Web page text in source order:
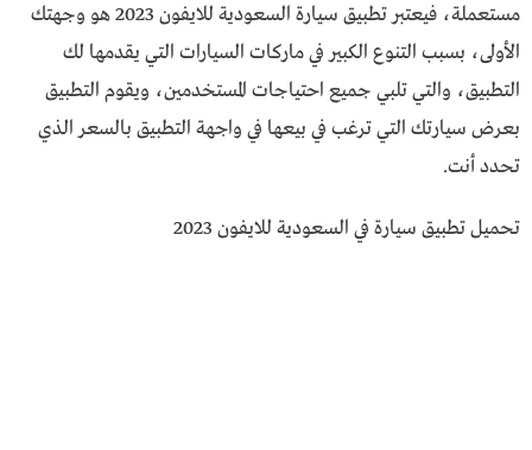
مستعملة، فيعتبر تطبيق سيارة السعودية للايفون 2023 هو وجهتك
الأولى، بسبب التنوع الكبير في ماركات السيارات التي يقدمها لك
التطبيق، والتي تلبي جميع احتياجات المستخدمين، ويقوم التطبيق
بعرض سيارتك التي ترغب في بيعها في واجهة التطبيق بالسعر الذي
تحدد أنت.
تحميل تطبيق سيارة في السعودية للايفون 2023